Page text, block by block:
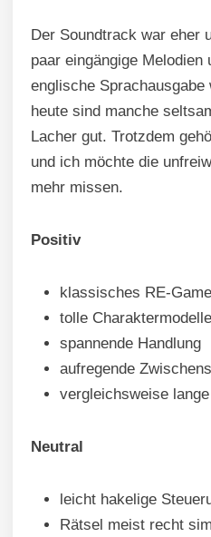
Der Soundtrack war eher
paar eingängige Melodien
englische
heute sind manche
Lacher gut. Trotzdem
und ich möchte die
mehr missen.
Positiv
klassisches RE-
tolle Charaktermodelle
spannende Handlung
aufregende
vergleichsweise
Neutral
leicht hakelige
Rätsel meist recht